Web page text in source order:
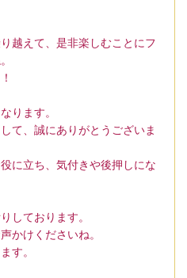
越えて、是非楽しむことにフ
ります。
て、誠にありがとうございま
に立ち、気付きや後押しにな
しております。
かけくださいね。
す。